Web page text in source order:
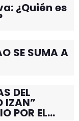
¿Quién es
SE SUMA A
DEL
IZAN”
POR EL